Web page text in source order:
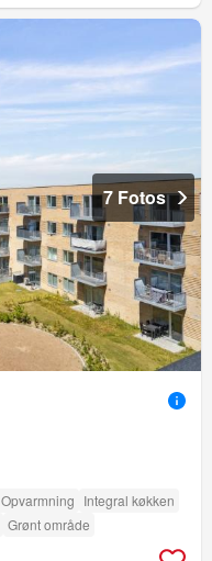
7 Fotos
Opvarmning Integral køkken
Grønt område